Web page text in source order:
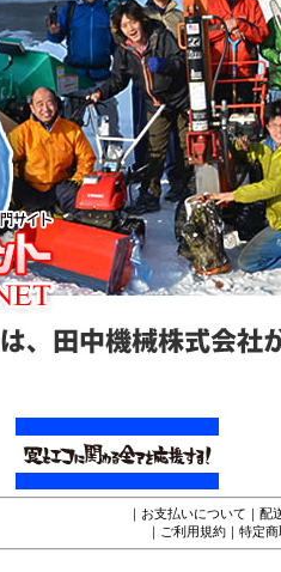
｜ お支払いについて ｜ 配
｜ ご利用規約 ｜ 特定